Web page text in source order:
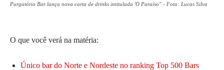
Purgatório Bar lança nova carta de drinks intitulada 'O Paraíso" - Foto: Lucas Silva
O que você verá na matéria:
Único bar do Norte e Nordeste no ranking Top 500 Bars